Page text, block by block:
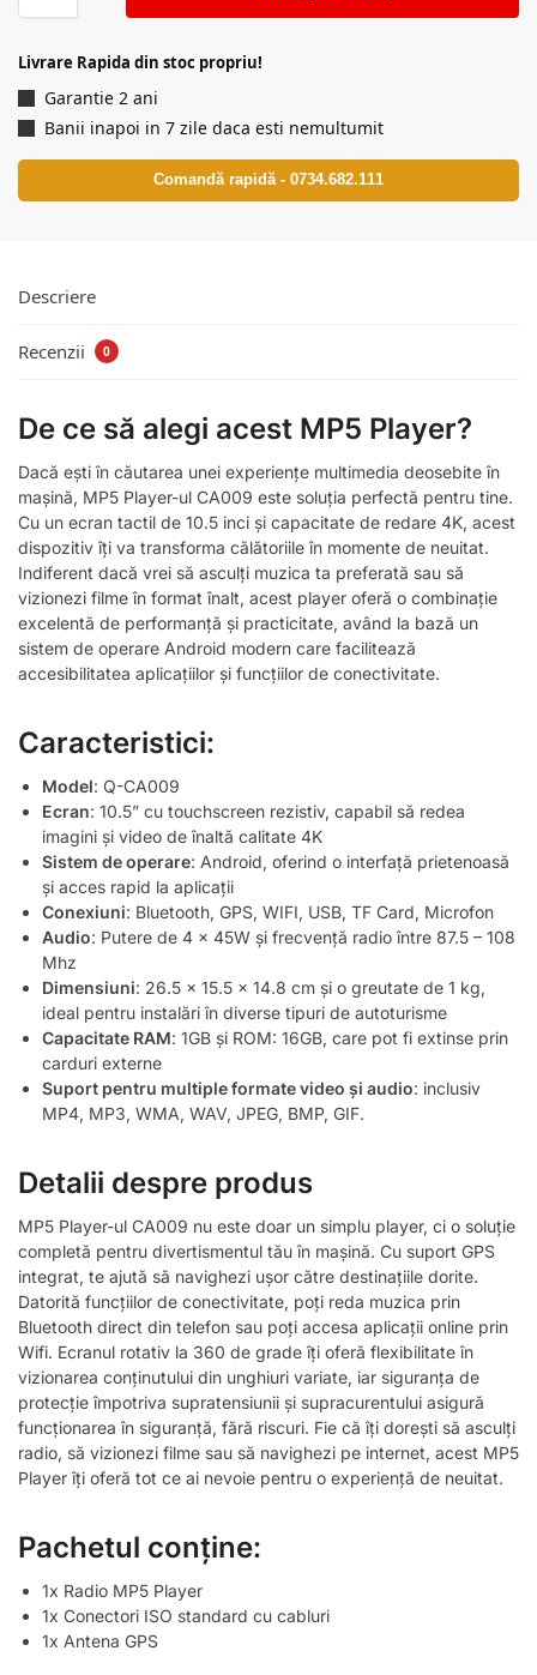
Livrare Rapida din stoc propriu!
Garantie 2 ani
Banii inapoi in 7 zile daca esti nemultumit
Comandă rapidă - 0734.682.111
Descriere
Recenzii 0
De ce să alegi acest MP5 Player?
Dacă ești în căutarea unei experiențe multimedia deosebite în
mașină, MP5 Player-ul CA009 este soluția perfectă pentru tine.
Cu un ecran tactil de 10.5 inci și capacitate de redare 4K, acest
dispozitiv îți va transforma călătoriile în momente de neuitat.
Indiferent dacă vrei să asculți muzica ta preferată sau să
vizionezi filme în format înalt, acest player oferă o combinație
excelentă de performanță și practicitate, având la bază un
sistem de operare Android modern care facilitează
accesibilitatea aplicațiilor și funcțiilor de conectivitate.
Caracteristici:
Model: Q-CA009
Ecran: 10.5” cu touchscreen rezistiv, capabil să redea
imagini și video de înaltă calitate 4K
Sistem de operare: Android, oferind o interfață prietenoasă
și acces rapid la aplicații
Conexiuni: Bluetooth, GPS, WIFI, USB, TF Card, Microfon
Audio: Putere de 4 x 45W și frecvență radio între 87.5 – 108
Mhz
Dimensiuni: 26.5 x 15.5 x 14.8 cm și o greutate de 1 kg,
ideal pentru instalări în diverse tipuri de autoturisme
Capacitate RAM: 1GB și ROM: 16GB, care pot fi extinse prin
carduri externe
Suport pentru multiple formate video și audio: inclusiv
MP4, MP3, WMA, WAV, JPEG, BMP, GIF.
Detalii despre produs
MP5 Player-ul CA009 nu este doar un simplu player, ci o soluție
completă pentru divertismentul tău în mașină. Cu suport GPS
integrat, te ajută să navighezi ușor către destinațiile dorite.
Datorită funcțiilor de conectivitate, poți reda muzica prin
Bluetooth direct din telefon sau poți accesa aplicații online prin
Wifi. Ecranul rotativ la 360 de grade îți oferă flexibilitate în
vizionarea conținutului din unghiuri variate, iar siguranța de
protecție împotriva supratensiunii și supracurentului asigură
funcționarea în siguranță, fără riscuri. Fie că îți dorești să asculți
radio, să vizionezi filme sau să navighezi pe internet, acest MP5
Player îți oferă tot ce ai nevoie pentru o experiență de neuitat.
Pachetul conține:
1x Radio MP5 Player
1x Conectori ISO standard cu cabluri
1x Antena GPS